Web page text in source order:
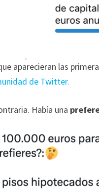
aparecieran las
unidad de Twitter.
Había una